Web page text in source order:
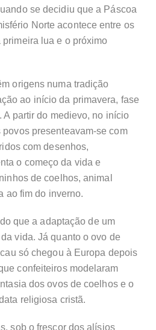
se decidiu que a Páscoa
Norte acontece entre os
lua e o próximo
origens numa tradição
ao início da primavera, fase
partir do medievo, no início
presenteavam-se com
com desenhos,
o começo da vida e
de coelhos, animal
ao fim do inverno.
que a adaptação de um
vida. Já quanto o ovo de
só chegou à Europa depois
confeiteiros modelaram
dos ovos de coelhos e o
religiosa cristã.
sob o frescor dos alísios